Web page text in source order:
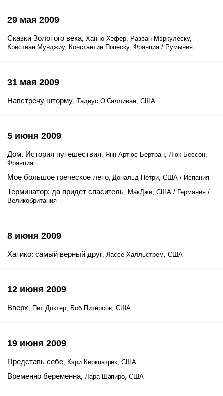
29 мая 2009
Сказки Золотого века, Ханно Хефер, Разван Мэркулеску,
Кристиан Мунджиу, Константин Попеску, Франция / Румыния
31 мая 2009
Навстречу шторму, Тадеус О’Салливан, США
5 июня 2009
Дом. История путешествия, Янн Артюс-Бертран, Люк Бессон,
Франция
Мое большое греческое лето, Дональд Петри, США / Испания
Терминатор: да придет спаситель, МакДжи, США / Германия /
Великобритания
8 июня 2009
Хатико: самый верный друг, Лассе Халльстрем, США
12 июня 2009
Вверх, Пит Доктер, Боб Питерсон, США
19 июня 2009
Представь себе, Кэри Киркпатрик, США
Временно беременна, Лара Шапиро, США